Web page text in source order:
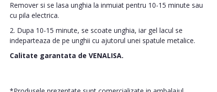
Remover si se lasa unghia la inmuiat pentru 10-15 minute sau
cu pila electrica.
2. Dupa 10-15 minute, se scoate unghia, iar gel lacul se
indeparteaza de pe unghii cu ajutorul unei spatule metalice.
Calitate garantata de VENALISA.